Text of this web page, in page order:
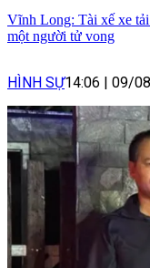
Vĩnh Long: Tài xế xe
một người tử vong
HÌNH SỰ14:06 | 09/